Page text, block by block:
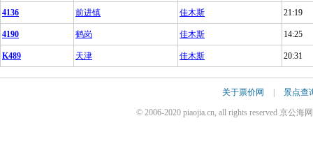
4136 前进镇 佳木斯 21:19
4190 鹤岗 佳木斯 14:25
K489 天津 佳木斯 20:31
关于票价网 | 景点查
© 2006-2020 piaojia.cn, all rights reserved 京公海